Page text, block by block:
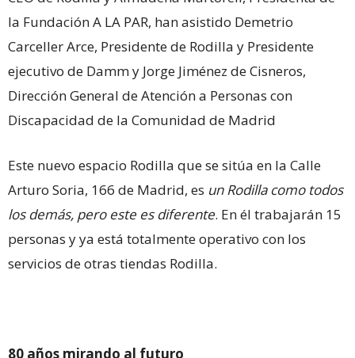
la Fundación A LA PAR, han asistido Demetrio
Carceller Arce, Presidente de Rodilla y Presidente
ejecutivo de Damm y Jorge Jiménez de Cisneros,
Dirección General de Atención a Personas con
Discapacidad de la Comunidad de Madrid
Este nuevo espacio Rodilla que se sitúa en la Calle
Arturo Soria, 166 de Madrid, es un Rodilla como todos
los demás, pero este es diferente. En él trabajarán 15
personas y ya está totalmente operativo con los
servicios de otras tiendas Rodilla.
80 años mirando al futuro